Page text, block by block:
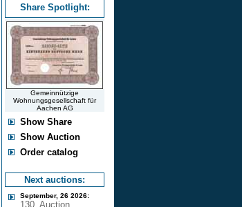
Share Spotlight:
Gemeinnützige
Wohnungsgesellschaft für
Aachen AG
Show Share
Show Auction
Order catalog
Next auctions:
September, 26 2026:
130. Auction